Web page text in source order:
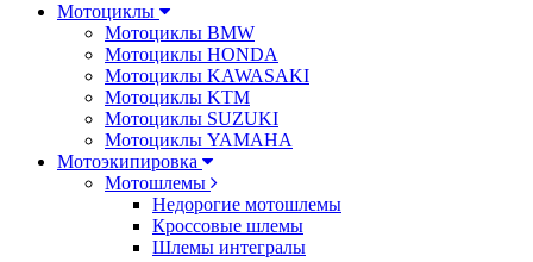
Мотоциклы
Мотоциклы BMW
Мотоциклы HONDA
Мотоциклы KAWASAKI
Мотоциклы KTM
Мотоциклы SUZUKI
Мотоциклы YAMAHA
Мотоэкипировка
Мотошлемы
Недорогие мотошлемы
Кроссовые шлемы
Шлемы интегралы